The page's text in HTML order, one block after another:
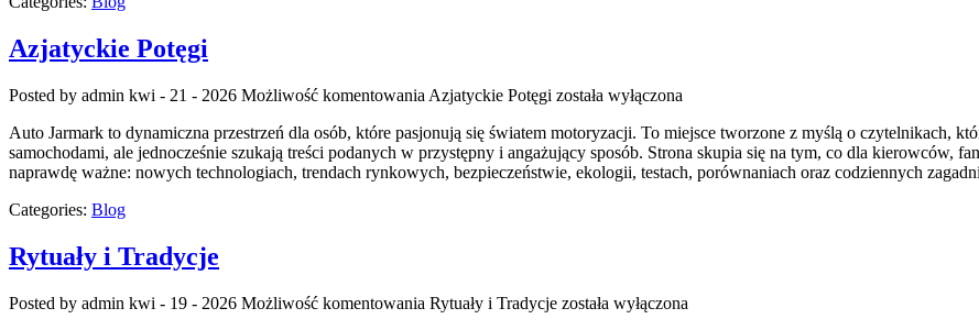
Azjatyckie Potęgi
Posted by admin kwi - 21 - 2026 Możliwość komentowania Azjatyckie Potęgi została wyłączona
Auto Jarmark to dynamiczna przestrzeń dla osób, które pasjonują się światem motoryzacji. To miejsce tworzone z myślą o czytelnikach,
samochodami, ale jednocześnie szukają treści podanych w przystępny i angażujący sposób. Strona skupia się na tym, co dla kierowców,
naprawdę ważne: nowych technologiach, trendach rynkowych, bezpieczeństwie, ekologii, testach, porównaniach oraz codziennych
Categories: Blog
Rytuały i Tradycje
Posted by admin kwi - 19 - 2026 Możliwość komentowania Rytuały i Tradycje została wyłączona